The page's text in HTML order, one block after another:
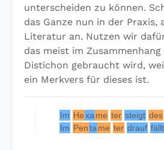
unterscheiden zu können.
das Ganze nun in der Praxis,
Literatur an. Nutzen wir
das meist im
Distichon gebraucht wird,
ein Merkvers für dieses ist.
Im He xa me ter steigt des
Im Pen ta me ter drauf fällt